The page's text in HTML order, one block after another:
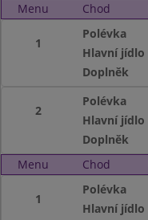
Menu Chod
1
Polévka
Hlavní jídlo
Doplněk
2
Polévka
Hlavní jídlo
Doplněk
Menu
Chod
1
Polévka
Hlavní jídlo